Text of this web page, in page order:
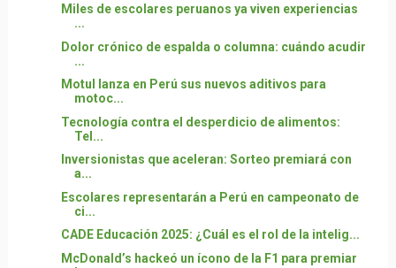
Miles de escolares peruanos ya viven experiencias
...
Dolor crónico de espalda o columna: cuándo acudir
...
Motul lanza en Perú sus nuevos aditivos para
motoc...
Tecnología contra el desperdicio de alimentos:
Tel...
Inversionistas que aceleran: Sorteo premiará con
a...
Escolares representarán a Perú en campeonato de
ci...
CADE Educación 2025: ¿Cuál es el rol de la intelig...
McDonald’s hackeó un ícono de la F1 para premiar